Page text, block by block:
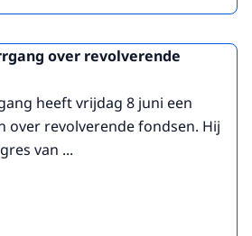
over revolverende
heeft vrijdag 8 juni een
over revolverende fondsen. Hij
van ...